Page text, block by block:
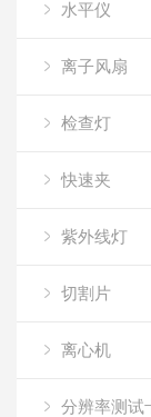
水平仪
离子风扇
检查灯
快速夹
紫外线灯
切割片
离心机
分辨率测试